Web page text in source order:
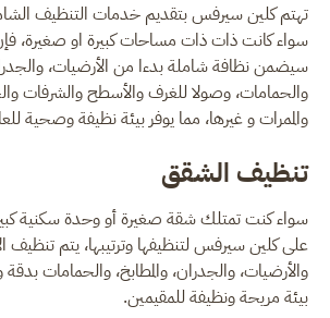
تهتم كلين سيرفس بتقديم خدمات التنظيف
سواء كانت ذات ذات مساحات كبيرة او صغيرة،
سيضمن نظافة شاملة بدءا من الأرضيات،
والحمامات، وصولا للغرف والأسطح والشرفات
والممرات و غيرها، مما يوفر بيئة نظيفة وصحية
تنظيف الشقق
سواء كنت تمتلك شقة صغيرة أو وحدة سكنية
على كلين سيرفس لتنظيفها وترتيبها، يتم تنظيف
والأرضيات، والجدران، والمطابخ، والحمامات
بيئة مريحة ونظيفة للمقيمين.